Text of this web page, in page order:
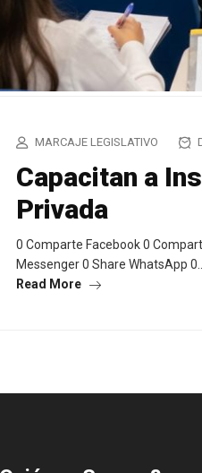
MARCAJE LEGISLATIVO
Capacitan a
Privada
0 Comparte Facebook 0
Messenger 0 Share WhatsApp
Read More